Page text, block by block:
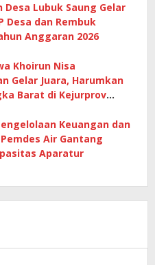
Desa Lubuk Saung Gelar
Desa dan Rembuk
Anggaran 2026
Khoirun Nisa
Gelar Juara, Harumkan
Barat di Kejurprov
Keuangan dan
Air Gantang
Aparatur